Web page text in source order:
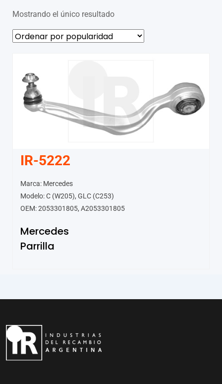
Mostrando el único resultado
IR-5222
Marca: Mercedes
Modelo: C (W205), GLC (C253)
OEM: 2053301805, A2053301805
Mercedes
Parrilla